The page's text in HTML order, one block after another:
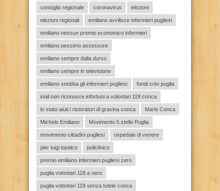
consiglio regionale coronavirus elezioni
elezioni regionali emiliano avvilisce infermieri pugliesi
emiliano nessun premio economico infermieri
emiliano pessimo assessore
emiliano sempre dalla durso
emiliano sempre in televisione
emiliano snobba gli infermieri pugliesi fondi crisi puglia
inail non riconosce infortuni a volontari 118 conca
lo stato aiuti i ristoratori di gravina conca Mario Conca
Michele Emiliano Movimento 5 stelle Puglia
movimento cittadini pugliesi ospedale di venere
pier luigi lopalco policlinico
premio emiliano infermieri pugliesi zero
puglia volontari 118 a nero
puglia volontari 118 senza tutele conca